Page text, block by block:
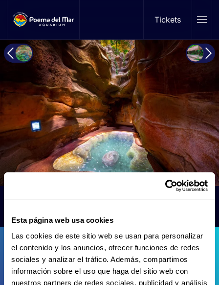
Esta página web usa cookies
Las cookies de este sitio web se usan para personalizar
el contenido y los anuncios, ofrecer funciones de redes
sociales y analizar el tráfico. Además, compartimos
información sobre el uso que haga del sitio web con
nuestros partners de redes sociales, publicidad y análisis
Skip to main content Tickets